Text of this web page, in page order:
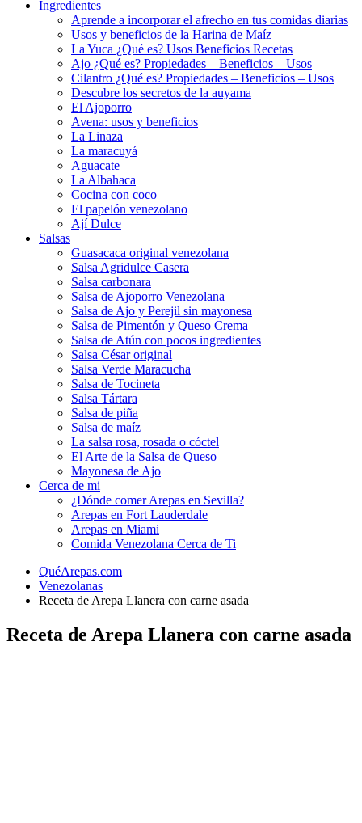
Ingredientes
Aprende a incorporar el afrecho en tus comidas diarias
Usos y beneficios de la Harina de Maíz
La Yuca ¿Qué es? Usos Beneficios Recetas
Ajo ¿Qué es? Propiedades – Beneficios – Usos
Cilantro ¿Qué es? Propiedades – Beneficios – Usos
Descubre los secretos de la auyama
El Ajoporro
Avena: usos y beneficios
La Linaza
La maracuyá
Aguacate
La Albahaca
Cocina con coco
El papelón venezolano
Ají Dulce
Salsas
Guasacaca original venezolana
Salsa Agridulce Casera
Salsa carbonara
Salsa de Ajoporro Venezolana
Salsa de Ajo y Perejil sin mayonesa
Salsa de Pimentón y Queso Crema
Salsa de Atún con pocos ingredientes
Salsa César original
Salsa Verde Maracucha
Salsa de Tocineta
Salsa Tártara
Salsa de piña
Salsa de maíz
La salsa rosa, rosada o cóctel
El Arte de la Salsa de Queso
Mayonesa de Ajo
Cerca de mi
¿Dónde comer Arepas en Sevilla?
Arepas en Fort Lauderdale
Arepas en Miami
Comida Venezolana Cerca de Ti
QuéArepas.com
Venezolanas
Receta de Arepa Llanera con carne asada
Receta de Arepa Llanera con carne asada